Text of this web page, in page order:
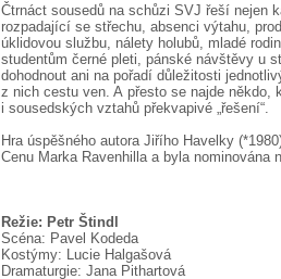
Čtrnáct sousedů na schůzi SVJ řeší nejen
rozpadající se střechu, absenci výtahu,
úklidovou službu, nálety holubů, mladé
studentům černé pleti, pánské návštěvy u
dohodnout ani na pořadí důležitosti
z nich cestu ven. A přesto se najde
i sousedských vztahů překvapivé „řešení“.
Hra úspěšného autora Jiřího Havelky
Cenu Marka Ravenhilla a byla nominována
Režie: Petr Štindl
Scéna: Pavel Kodeda
Kostýmy: Lucie Halgašová
Dramaturgie: Jana Pithartová